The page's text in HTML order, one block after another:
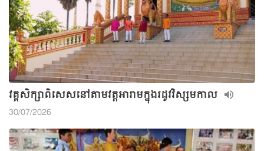
វគ្គសិក្សាពិសេសនៅតាមវត្តអារាមក្នុងរដូវវិស្សមកាល
30/07/2026